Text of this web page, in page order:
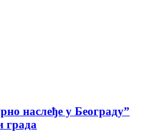
наслеђе у Београду”
града